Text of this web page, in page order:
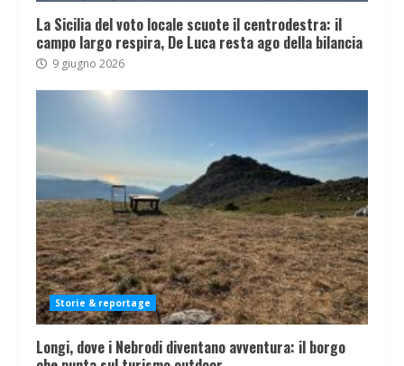
La Sicilia del voto locale scuote il centrodestra: il
campo largo respira, De Luca resta ago della bilancia
9 giugno 2026
Storie & reportage
Longi, dove i Nebrodi diventano avventura: il borgo